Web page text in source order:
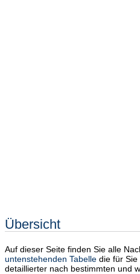
Übersicht
Auf dieser Seite finden Sie alle
untenstehenden Tabelle die für
detaillierter nach bestimmten und